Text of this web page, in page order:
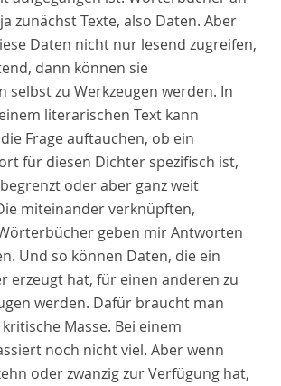
zunächst Texte, also Daten. Aber
Daten nicht nur lesend zugreifen,
dann können sie
selbst zu Werkzeugen werden. In
literarischen Text kann
Frage auftauchen, ob ein
für diesen Dichter spezifisch ist,
oder aber ganz weit
miteinander verknüpften,
geben mir Antworten
Und so können Daten, die ein
erzeugt hat, für einen anderen zu
werden. Dafür braucht man
Masse. Bei einem
noch nicht viel. Aber wenn
oder zwanzig zur Verfügung hat,